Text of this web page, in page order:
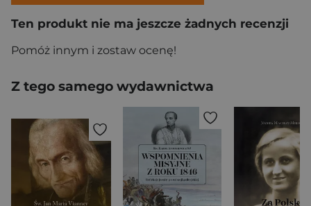
Ten produkt nie ma jeszcze żadnych recenzji
Pomóż innym i zostaw ocenę!
Z tego samego wydawnictwa